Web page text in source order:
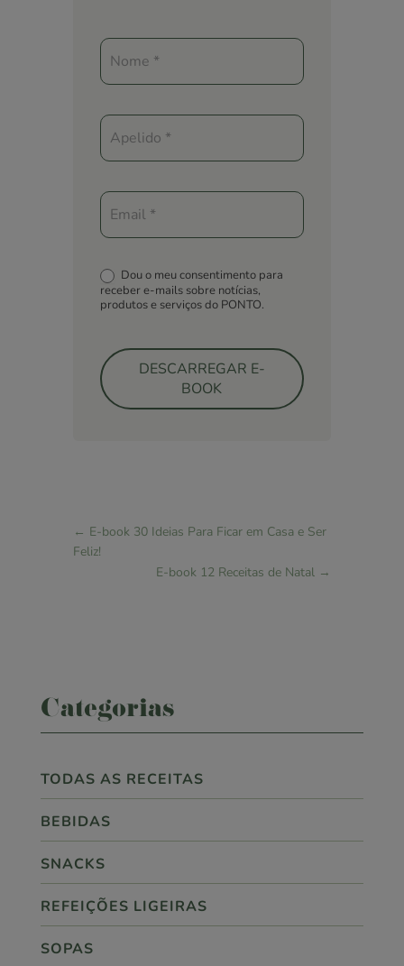
E-
book
39
para
Fazer
em
Dou o meu consentimento para
receber e-mails sobre notícias,
produtos e serviços do PONTO.
DESCARREGAR E-
BOOK
← E-book 30 Ideias Para Ficar em Casa e Ser
Feliz!
E-book 12 Receitas de Natal →
Categorias
TODAS AS RECEITAS
BEBIDAS
SNACKS
REFEIÇÕES LIGEIRAS
SOPAS